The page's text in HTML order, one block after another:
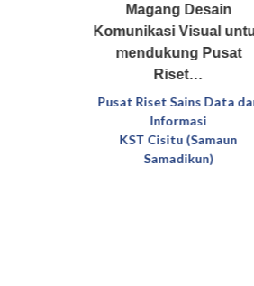
Magang Desain
Komunikasi Visual
mendukung Pusat
Riset…
Pusat Riset Sains Data
Informasi
KST Cisitu (Samaun
Samadikun)